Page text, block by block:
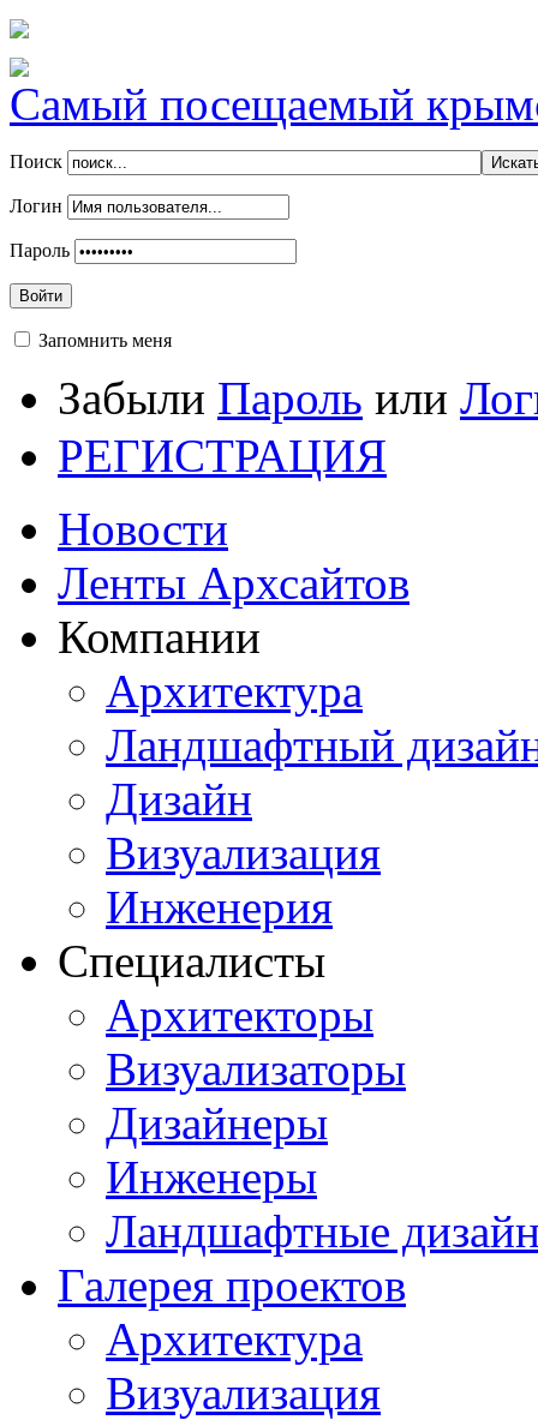
Самый посещаемый
Поиск
Логин
Пароль
Войти
Запомнить меня
Забыли Пароль или
РЕГИСТРАЦИЯ
Новости
Ленты Архсайтов
Компании
Архитектура
Ландшафтный
Дизайн
Визуализация
Инженерия
Специалисты
Архитекторы
Визуализаторы
Дизайнеры
Инженеры
Ландшафтные
Галерея проектов
Архитектура
Визуализация